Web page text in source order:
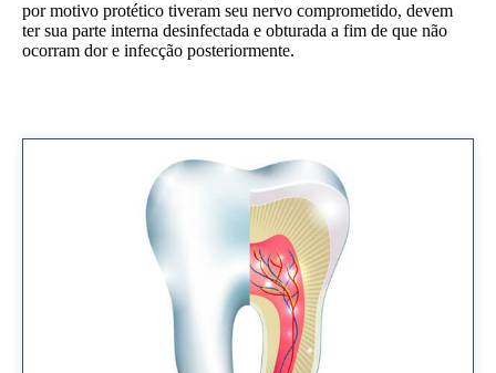
por motivo protético tiveram seu nervo comprometido, devem
ter sua parte interna desinfectada e obturada a fim de que não
ocorram dor e infecção posteriormente.